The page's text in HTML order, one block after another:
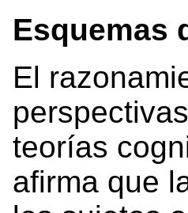
Esquemas
El
teorías
afirma que